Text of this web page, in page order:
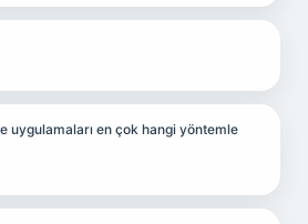
uygulamaları en çok hangi yöntemle